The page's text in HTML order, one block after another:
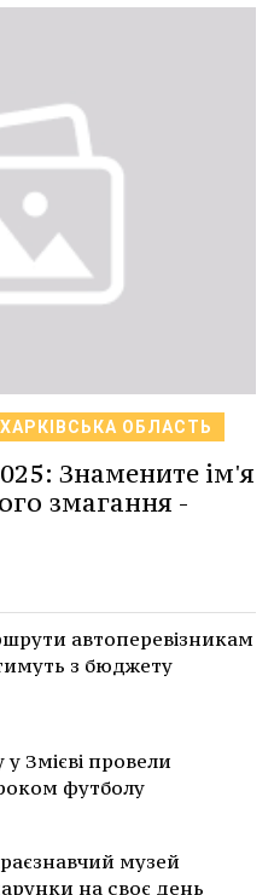
ХАРКІВСЬКА ОБЛАСТЬ
Знамените ім'я
змагання -
автоперевізникам
з бюджету
Змієві провели
футболу
музей
на своє день